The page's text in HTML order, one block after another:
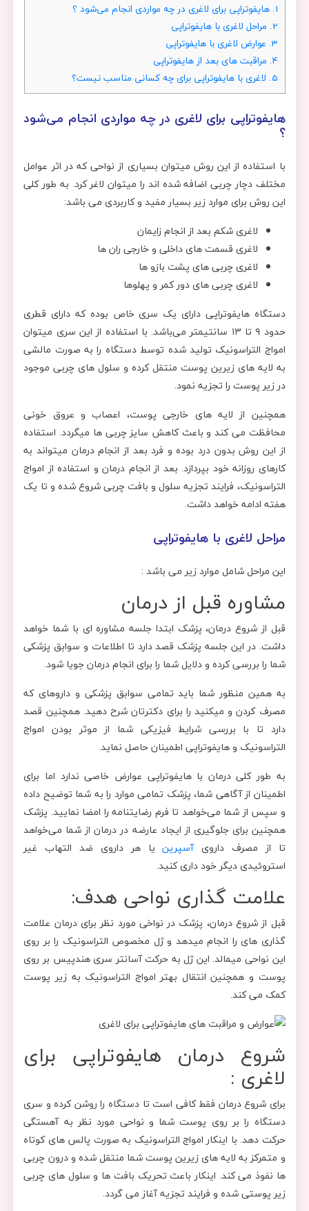
1. هایفوتراپی برای لاغری در چه مواردی انجام می‌شود ؟
2. مراحل لاغری با هایفوتراپی
3. عوارض لاغری با هایفوتراپی
4. مراقبت های بعد از هایفوتراپی
5. لاغری با هایفوتراپی برای چه کسانی مناسب نیست؟
هایفوتراپی برای لاغری در چه مواردی انجام می‌شود
؟
با استفاده از این روش میتوان بسیاری از نواحی که در اثر عوامل
مختلف دچار چربی اضافه شده اند را میتوان لاغر کرد. به طور کلی
این روش برای موارد زیر بسیار مفید و کاربردی می باشد:
لاغری شکم بعد از انجام زایمان
لاغری قسمت های داخلی و خارجی ران ها
لاغری چربی های پشت بازو ها
لاغری چربی های دور کمر و پهلوها
دستگاه هایفوتراپی دارای یک سری خاص بوده که دارای قطری
حدود ۹ تا ۱۳ سانتیمتر می‌باشد. با استفاده از این سری میتوان
امواج التراسونیک تولید شده توسط دستگاه را به صورت مالشی
به لایه های زیرین پوست منتقل کرده و سلول های چربی موجود
در زیر پوست را تجزیه نمود.
همچنین از لایه های خارجی پوست، اعصاب و عروق خونی
محافظت می کند و باعث کاهش سایز چربی ها میگردد. استفاده
از این روش بدون درد بوده و فرد بعد از انجام درمان میتواند به
کارهای روزانه خود بپردازد. بعد از انجام درمان و استفاده از امواج
التراسونیک، فرایند تجزیه سلول و بافت چربی شروع شده و تا یک
هفته ادامه خواهد داشت.
مراحل لاغری با هایفوتراپی
این مراحل شامل موارد زیر می باشد :
مشاوره قبل از درمان
قبل از شروع درمان، پزشک ابتدا جلسه مشاوره ای با شما خواهد
داشت. در این جلسه پزشک قصد دارد تا اطلاعات و سوابق پزشکی
شما را بررسی کرده و دلایل شما را برای انجام درمان جویا شود.
به همین منظور شما باید تمامی سوابق پزشکی و داروهای که
مصرف کردن و میکنید را برای دکترتان شرح دهید. همچنین قصد
دارد تا با بررسی شرایط فیزیکی شما از موثر بودن امواج
التراسونیک و هایفوتراپی اطمینان حاصل نماید.
به طور کلی درمان با هایفوتراپی عوارض خاصی ندارد اما برای
اطمینان از آگاهی شما، پزشک تمامی موارد را به شما توضیح داده
و سپس از شما می‌خواهد تا فرم رضایتنامه را امضا نمایید. پزشک
همچنین برای جلوگیری از ایجاد عارضه در درمان از شما می‌خواهد
تا از مصرف دارویآسپرینیا هر داروی ضد التهاب غیر
استروئیدی دیگر خود داری کنید.
علامت گذاری نواحی هدف:
قبل از شروع درمان، پزشک در نواخی مورد نظر برای درمان علامت
گذاری های را انجام میدهد و ژل مخصوص التراسونیک را بر روی
این نواحی میمالد. این ژل به حرکت آسانتر سری هندپیس بر روی
پوست و همچنین انتقال بهتر امواج التراسونیک به زیر پوست
کمک می کند.
شروع درمان هایفوتراپی برای
لاغری :
برای شروع درمان فقط کافی است تا دستگاه را روشن کرده و سری
دستگاه را بر روی پوست شما و نواحی مورد نظر به آهستگی
حرکت دهد. با اینکار امواج التراسونیک به صورت پالس های کوتاه
و متمرکز به لایه های زیرین پوست شما منتقل شده و درون چربی
ها نفوذ می کند. اینکار باعث تحریک بافت ها و سلول های چربی
زیر پوستی شده و فرایند تجزیه آغاز می گردد.